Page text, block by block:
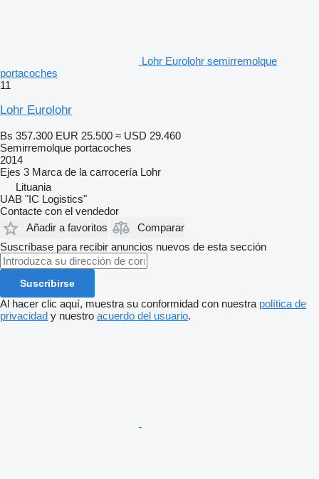
Lohr Eurolohr semirremolque
portacoches
11
Lohr Eurolohr
Bs 357.300 EUR 25.500 ≈ USD 29.460
Semirremolque portacoches
2014
Ejes 3 Marca de la carrocería Lohr
Lituania
UAB "IC Logistics"
Contacte con el vendedor
Añadir a favoritos
Comparar
Suscríbase para recibir anuncios nuevos de esta sección
Suscribirse
Al hacer clic aquí, muestra su conformidad con nuestra política de
privacidad y nuestro acuerdo del usuario.